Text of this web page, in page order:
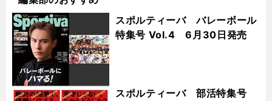
スポルティーバ バレーボール
特集号 Vol.4 6月30日発売
スポルティーバ 部活特集号